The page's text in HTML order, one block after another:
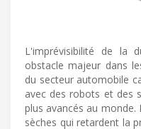
L'imprévisibilité de la
obstacle majeur dans
du secteur automobile
avec des robots et des
plus avancés au
sèches qui retardent la